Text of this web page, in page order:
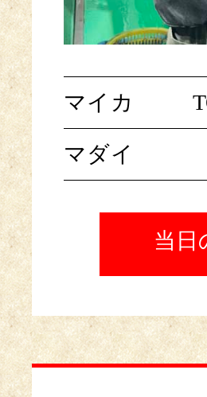
マイカ
マダイ
当日